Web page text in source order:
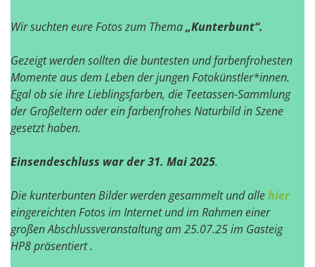
Wir suchten eure Fotos zum Thema„Kunterbunt“.
Gezeigt werden sollten die buntesten und farbenfrohesten
Momente aus dem Leben der jungen Fotokünstler*innen.
Egal ob sie ihre Lieblingsfarben, die Teetassen-Sammlung
der Großeltern oder ein farbenfrohes Naturbild in Szene
gesetzt haben.
Einsendeschluss war der 31. Mai 2025.
Die kunterbunten Bilder werden gesammelt und allehier
eingereichten Fotos im Internet und im Rahmen einer
großen Abschlussveranstaltung am 25.07.25 im Gasteig
HP8präsentiert.